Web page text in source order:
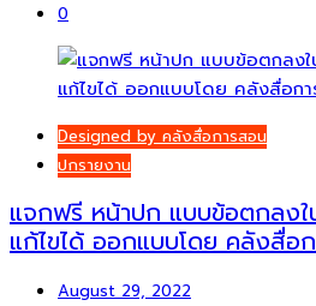
0
Designed by คลังสื่อการสอน
ปกรายงาน
แจกฟรี หน้าปก แบบข้อตกลง
แก้ไขได้ ออกแบบโดย คลังสื่อ
August 29, 2022